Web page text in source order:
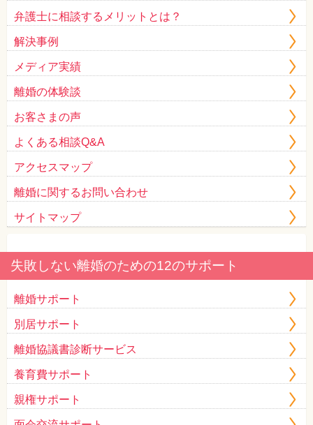
弁護士に相談するメリットとは？
解決事例
メディア実績
離婚の体験談
お客さまの声
よくある相談Q&A
アクセスマップ
離婚に関するお問い合わせ
サイトマップ
失敗しない離婚のための12のサポート
離婚サポート
別居サポート
離婚協議書診断サービス
養育費サポート
親権サポート